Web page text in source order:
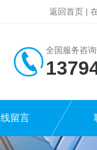
返回首页 |
全国服务咨
留言